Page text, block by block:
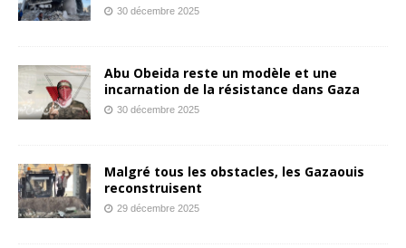
30 décembre 2025
Abu Obeida reste un modèle et une
incarnation de la résistance dans Gaza
30 décembre 2025
Malgré tous les obstacles, les Gazaouis
reconstruisent
29 décembre 2025